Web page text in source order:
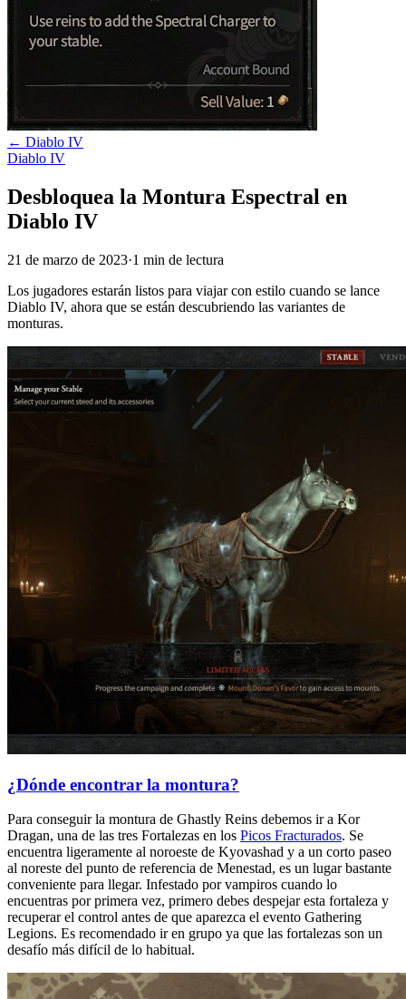
← Diablo IV
Diablo IV
Desbloquea la Montura Espectral en
Diablo IV
21 de marzo de 2023·1 min de lectura
Los jugadores estarán listos para viajar con estilo cuando se lance
Diablo IV, ahora que se están descubriendo las variantes de
monturas.
¿Dónde encontrar la montura?
Para conseguir la montura de Ghastly Reins debemos ir a Kor
Dragan, una de las tres Fortalezas en los Picos Fracturados. Se
encuentra ligeramente al noroeste de Kyovashad y a un corto paseo
al noreste del punto de referencia de Menestad, es un lugar bastante
conveniente para llegar. Infestado por vampiros cuando lo
encuentras por primera vez, primero debes despejar esta fortaleza y
recuperar el control antes de que aparezca el evento Gathering
Legions. Es recomendado ir en grupo ya que las fortalezas son un
desafío más difícil de lo habitual.